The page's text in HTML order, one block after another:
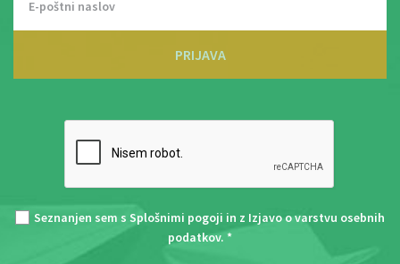
PRIJAVA
Seznanjen sem s Splošnimi pogoji in z Izjavo o varstvu osebnih
podatkov. *